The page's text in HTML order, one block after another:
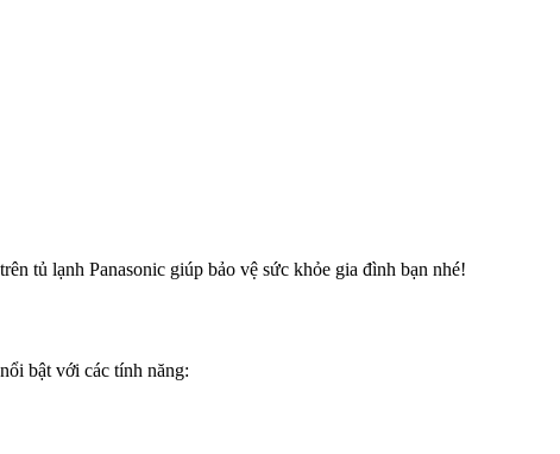
tủ lạnh Panasonic giúp bảo vệ sức khỏe gia đình bạn nhé!
bật với các tính năng: